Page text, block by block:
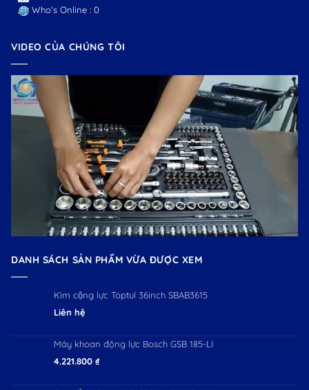
Who's Online : 0
VIDEO CỦA CHÚNG TÔI
DANH SÁCH SẢN PHẨM VỪA ĐƯỢC XEM
Kìm cộng lực Toptul 36inch SBAB3615
Liên hệ
Máy khoan động lực Bosch GSB 185-LI
4.221.800 ₫